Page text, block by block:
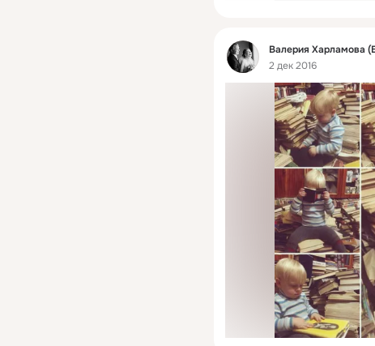
Фид
Валерия Харламова
2 дек 2016